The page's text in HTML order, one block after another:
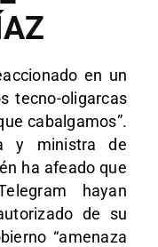
en un
tecno-oligarcas
cabalgamos”.
y ministra de
ha afeado que
hayan
de su
“amenaza